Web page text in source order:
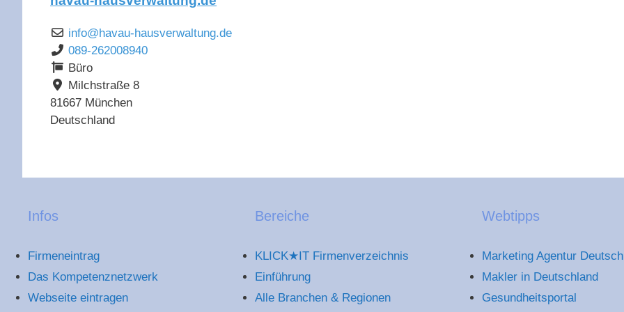
info@havau-hausverwaltung.de
089-262008940
Büro
Milchstraße 8
81667 München
Deutschland
Infos
Firmeneintrag
Das Kompetenznetzwerk
Webseite eintragen
Bereiche
KLICK★IT Firmenverzeichnis
Einführung
Alle Branchen & Regionen
Webtipps
Marketing Agentur
Makler in Deutschland
Gesundheitsportal